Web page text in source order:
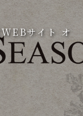
サイト オ